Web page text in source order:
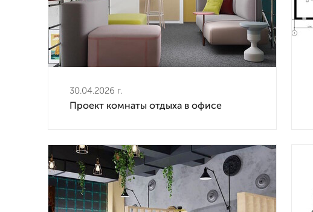
30.04.2026 г.
Проект комнаты отдыха в офисе